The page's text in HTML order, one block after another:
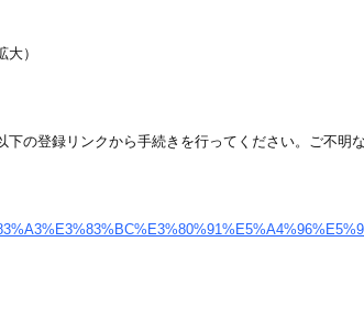
）
の登録リンクから手続きを行ってください。ご不明